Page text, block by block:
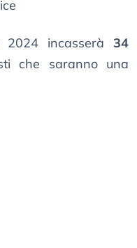
incasserà 34
che saranno una